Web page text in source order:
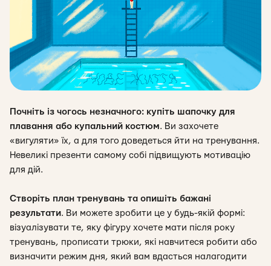
Почніть із чогось незначного: купіть шапочку для
плавання або купальний костюм. Ви захочете
«вигуляти» їх, а для того доведеться йти на тренування.
Невеликі презенти самому собі підвищують мотивацію
для дій.
Створіть план тренувань та опишіть бажані
результати. Ви можете зробити це у будь-якій формі:
візуалізувати те, яку фігуру хочете мати після року
тренувань, прописати трюки, які навчитеся робити або
визначити режим дня, який вам вдасться налагодити